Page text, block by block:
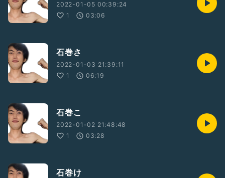
2022-01-05 00:39:24
1
03:06
石巻さ
2022-01-03 21:39:11
1
06:19
石巻こ
2022-01-02 21:48:48
1
03:28
石巻け